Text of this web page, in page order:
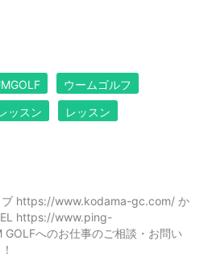
ウームゴルフ
ッスン レッスン
ブ https://www.kodama-gc.com/ か
https://www.ping-
へのお仕事のご相談・お問い